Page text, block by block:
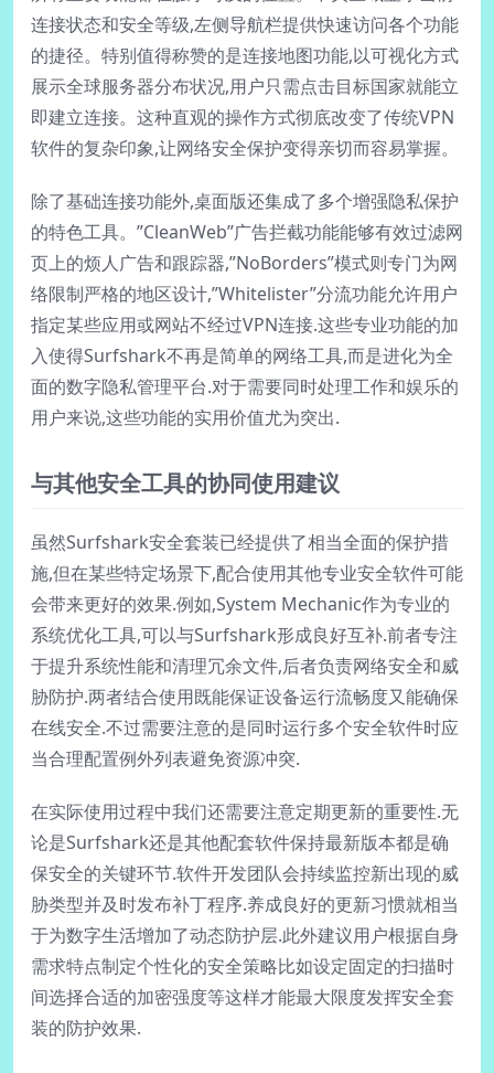
连接状态和安全等级,左侧导航栏提供快速访问各个功能
的捷径。特别值得称赞的是连接地图功能,以可视化方式
展示全球服务器分布状况,用户只需点击目标国家就能立
即建立连接。这种直观的操作方式彻底改变了传统VPN
软件的复杂印象,让网络安全保护变得亲切而容易掌握。
除了基础连接功能外,桌面版还集成了多个增强隐私保护
的特色工具。”CleanWeb”广告拦截功能能够有效过滤网
页上的烦人广告和跟踪器,”NoBorders”模式则专门为网
络限制严格的地区设计,”Whitelister”分流功能允许用户
指定某些应用或网站不经过VPN连接.这些专业功能的加
入使得Surfshark不再是简单的网络工具,而是进化为全
面的数字隐私管理平台.对于需要同时处理工作和娱乐的
用户来说,这些功能的实用价值尤为突出.
与其他安全工具的协同使用建议
虽然Surfshark安全套装已经提供了相当全面的保护措
施,但在某些特定场景下,配合使用其他专业安全软件可能
会带来更好的效果.例如,System Mechanic作为专业的
系统优化工具,可以与Surfshark形成良好互补.前者专注
于提升系统性能和清理冗余文件,后者负责网络安全和威
胁防护.两者结合使用既能保证设备运行流畅度又能确保
在线安全.不过需要注意的是同时运行多个安全软件时应
当合理配置例外列表避免资源冲突.
在实际使用过程中我们还需要注意定期更新的重要性.无
论是Surfshark还是其他配套软件保持最新版本都是确
保安全的关键环节.软件开发团队会持续监控新出现的威
胁类型并及时发布补丁程序.养成良好的更新习惯就相当
于为数字生活增加了动态防护层.此外建议用户根据自身
需求特点制定个性化的安全策略比如设定固定的扫描时
间选择合适的加密强度等这样才能最大限度发挥安全套
装的防护效果.